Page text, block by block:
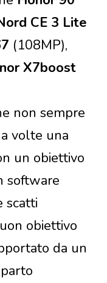
CE 3 Lite
(108MP),
X7boost
non sempre
volte una
un obiettivo
software
scatti
obiettivo
da un